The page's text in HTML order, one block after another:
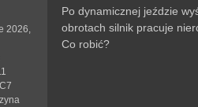
2026,
s
Po dynamicznej jeździe
obrotach silnik pracuje
Co robić?